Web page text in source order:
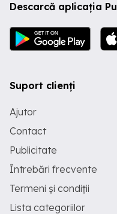
Descarcă aplicația
Suport clienți
Ajutor
Contact
Publicitate
Întrebări frecvente
Termeni și condiții
Lista categoriilor